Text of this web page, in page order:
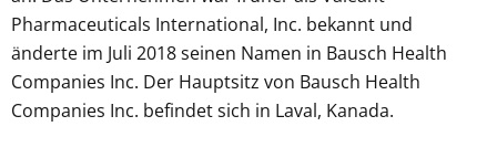
Pharmaceuticals International, Inc. bekannt und
änderte im Juli 2018 seinen Namen in Bausch Health
Companies Inc. Der Hauptsitz von Bausch Health
Companies Inc. befindet sich in Laval, Kanada.